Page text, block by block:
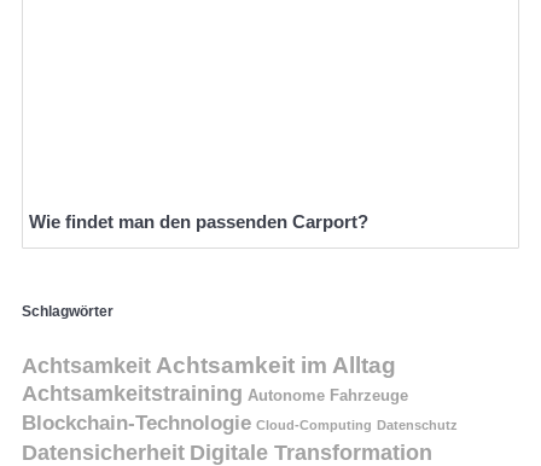
Wie findet man den passenden Carport?
Schlagwörter
Achtsamkeit Achtsamkeit im Alltag
Achtsamkeitstraining Autonome Fahrzeuge
Blockchain-Technologie Cloud-Computing Datenschutz
Datensicherheit Digitale Transformation